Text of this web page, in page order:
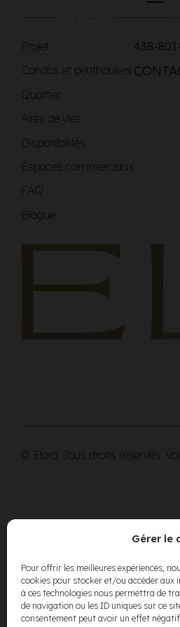
Gérer le
Pour offrir les meilleures expériences,
cookies pour stocker et/ou accéder aux
à ces technologies nous permettra de
de navigation ou les ID uniques sur ce
consentement peut avoir un effet
MENU
Projet
Condos et penthouses
Quartier
Aires de vies
Disponibilités
Espaces commerciaux
FAQ
Blogue
438-
© Elora. Tous droits réservés.